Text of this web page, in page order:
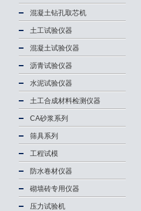
混凝土钻孔取芯机
土工试验仪器
混凝土试验仪器
沥青试验仪器
水泥试验仪器
土工合成材料检测仪器
CA砂浆系列
筛具系列
工程试模
防水卷材仪器
砌墙砖专用仪器
压力试验机